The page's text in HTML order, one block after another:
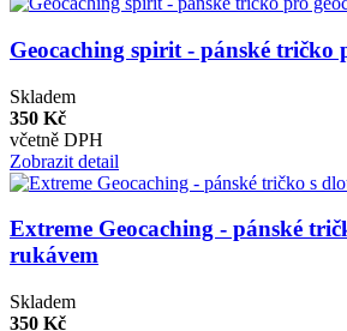
Geocaching spirit - pánské tričko
Skladem
350 Kč
včetně DPH
Zobrazit detail
Extreme Geocaching - pánské
rukávem
Skladem
350 Kč